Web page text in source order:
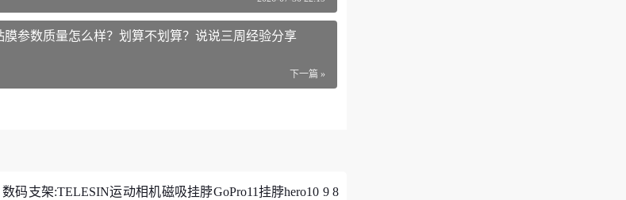
可遥控，可壁挂
评价
参数质量怎么样？划算不划算？说说三周经验分享
下一篇 »
数码支架:TELESIN运动相机磁吸挂脖GoPro11挂脖hero10 9 8